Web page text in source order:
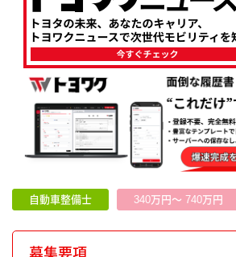
自動車整備士 340万円～ 740万円
募集要項